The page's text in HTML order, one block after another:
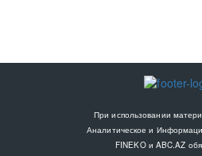
При использовании
Аналитическое и
FINEKO и ABC.AZ